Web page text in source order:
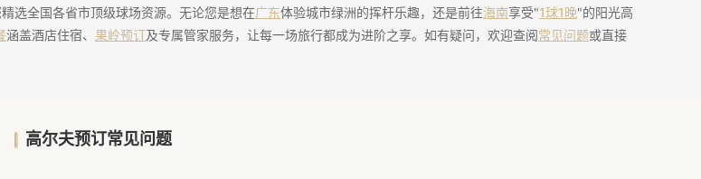
选全国各省市顶级球场资源。无论您是想在广东体验城市绿洲的挥杆乐趣，还是前往海南享受"1球1晚"的阳光高
涵盖酒店住宿、 果岭预订及专属管家服务，让每一场旅行都成为进阶之享。如有疑问，欢迎查阅常见问题或直接
高尔夫预订常见问题